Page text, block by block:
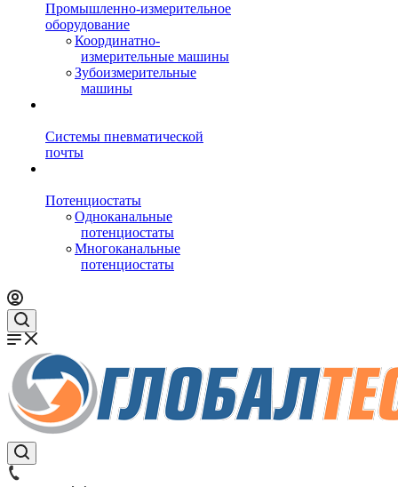
Промышленно-измерительное
оборудование
Координатно-
измерительные машины
Зубоизмерительные
машины
Системы пневматической
почты
Потенциостаты
Одноканальные
потенциостаты
Многоканальные
потенциостаты